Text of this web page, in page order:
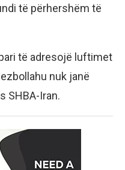
të përhershëm të
të adresojë luftimet
nuk janë
SHBA-Iran.